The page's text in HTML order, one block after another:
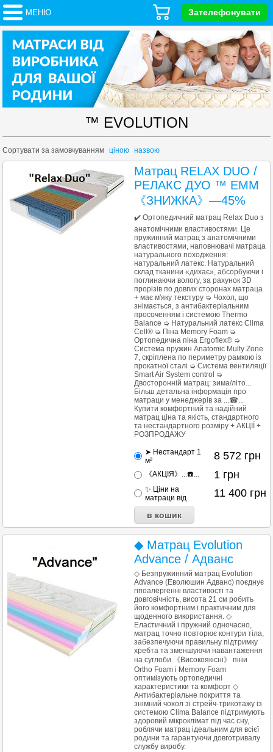
МЕНЮ Зателефонувати
™ EVOLUTION
Сортувати зазамовчуванням ціною назвою
Матрац RELAX DUO /
РЕЛАКС ДУО ™ ЕММ
《ЗНИЖКА》—45%
✔️ Ортопедичний матрац Relax Duo з
анатомічними властивостями. Це
пружинний матрац з анатомічними
властивостями, наповнювачі матраца
натурального походження:
натуральний латекс. Натуральний
склад тканини «дихає», абсорбуючи і
поглинаючи вологу, за рахунок 3D
прорізів по довгих сторонах матраца
+ має м'яку текстуру ➭ Чохол, що
знімається, з антибактеріальним
просоченням і системою Thermo
Balance ➭ Натуральний латекс Clima
Cell® ➭ Піна Memory Foam ➭
Ортопедична піна Ergoﬂex® ➭
Система пружин Anatomic Multy Zone
7, скріплена по периметру рамкою із
прокатної сталі ➭ Система вентиляції
Smart Air System control ➭
Двосторонній матрац: зима/літо...
Більш детальна інформація про
матраци у менеджерів за ...☎...
Купити комфортний та надійний
матрац ціна та якість, стандартного
та нестандартного розміру + АКЦІЇ +
РОЗПРОДАЖУ
➤ Нестандарт 1
м²
8 572 грн
《АКЦІЯ》...☎️... 1 грн
✨ Ціни на
матраци від
11 400 грн
◆ Матрац Evolution
Advance / Адванс
◇ Безпружинний матрац Evolution
Advance (Еволюшин Адванс) поєднує
гіпоалергенні властивості та
довговічність, висота 21 см робить
його комфортним і практичним для
щоденного використання. ◇
Еластичний і пружний одночасно,
матрац точно повторює контури тіла,
забезпечуючи правильну підтримку
хребта та зменшуючи навантаження
на суглоби 《Високоякісні》 піни
Ortho Foam і Memory Foam
оптимізують ортопедичні
характеристики та комфорт ◇
Антибактеріальне покриття та
знімний чохол зі стрейч-трикотажу із
системою Clima Balance підтримують
здоровий мікроклімат під час сну,
роблячи матрац ідеальним для всієї
родини та гарантуючи довготривалу
службу виробу.